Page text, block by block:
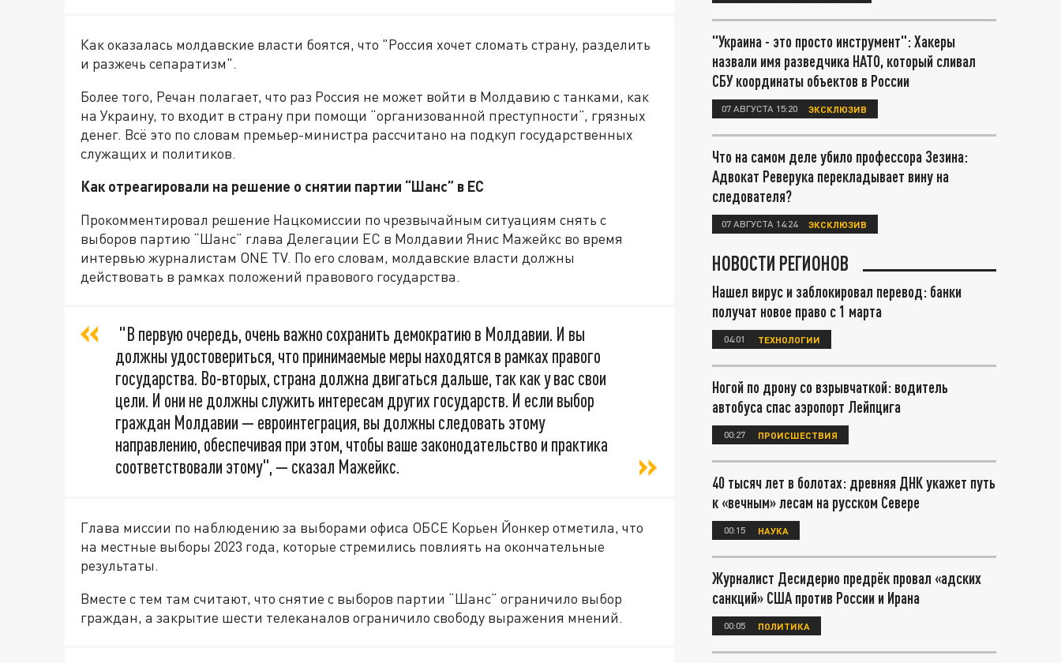
Как оказалась молдавские власти боятся, что "Россия хочет сломать страну, разделить
и разжечь сепаратизм".
Более того, Речан полагает, что раз Россия не может войти в Молдавию с танками, как
на Украину, то входит в страну при помощи “организованной преступности”, грязных
денег. Всё это по словам премьер-министра рассчитано на подкуп государственных
служащих и политиков.
Как отреагировали на решение о снятии партии “Шанс” в ЕС
Прокомментировал решение Нацкомиссии по чрезвычайным ситуациям снять с
выборов партию “Шанс” глава Делегации ЕС в Молдавии Янис Мажейкс во время
интервью журналистам ONE TV. По его словам, молдавские власти должны
действовать в рамках положений правового государства.
"В первую очередь, очень важно сохранить демократию в Молдавии. И вы
должны удостовериться, что принимаемые меры находятся в рамках правого
государства. Во-вторых, страна должна двигаться дальше, так как у вас свои
цели. И они не должны служить интересам других государств. И если выбор
граждан Молдавии — евроинтеграция, вы должны следовать этому
направлению, обеспечивая при этом, чтобы ваше законодательство и практика
соответствовали этому", — сказал Мажейкс.
Глава миссии по наблюдению за выборами офиса ОБСЕ Корьен Йонкер отметила, что
на местные выборы 2023 года, которые стремились повлиять на окончательные
результаты.
Вместе с тем там считают, что снятие с выборов партии “Шанс” ограничило выбор
граждан, а закрытие шести телеканалов ограничило свободу выражения мнений.
"Украина - это просто инструмент": Хакеры
назвали имя разведчика НАТО, который сливал
СБУ координаты объектов в России
07 АВГУСТА 15:20 ЭКСКЛЮЗИВ
Что на самом деле убило профессора Зезина:
Адвокат Реверука перекладывает вину на
следователя?
07 АВГУСТА 14:24 ЭКСКЛЮЗИВ
НОВОСТИ РЕГИОНОВ
Нашел вирус и заблокировал перевод: банки
получат новое право с 1 марта
04:01 ТЕХНОЛОГИИ
Ногой по дрону со взрывчаткой: водитель
автобуса спас аэропорт Лейпцига
00:27 ПРОИСШЕСТВИЯ
40 тысяч лет в болотах: древняя ДНК укажет путь
к «вечным» лесам на русском Севере
00:15 НАУКА
Журналист Десидерио предрёк провал «адских
санкций» США против России и Ирана
00:05 ПОЛИТИКА